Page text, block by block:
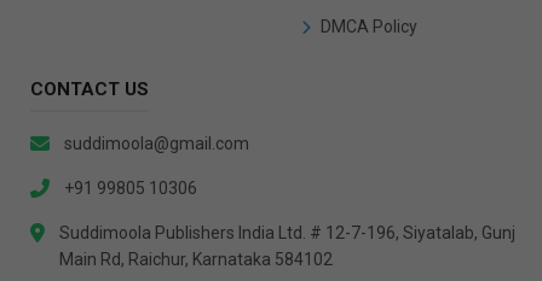
DMCA Policy
CONTACT US
suddimoola@gmail.com
+91 99805 10306
Suddimoola Publishers India Ltd. # 12-7-196, Siyatalab, Gunj
Main Rd, Raichur, Karnataka 584102